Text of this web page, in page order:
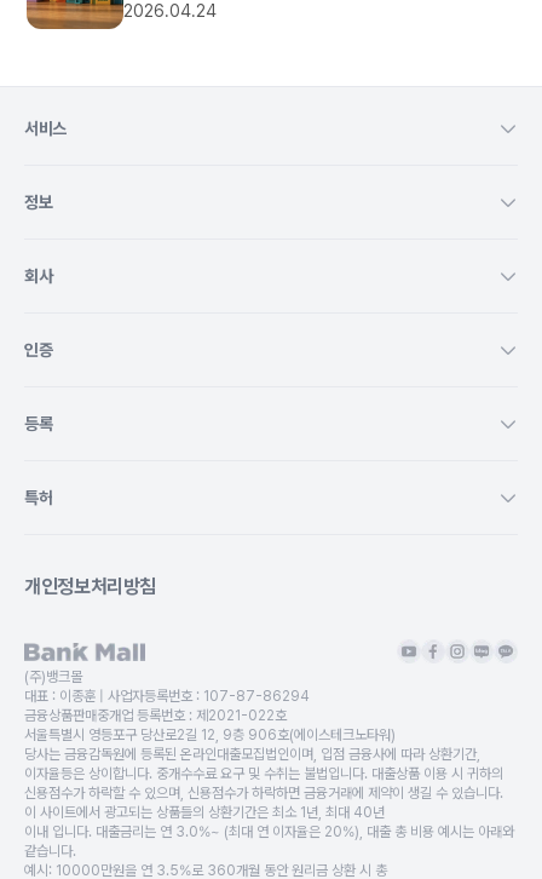
2026.04.24
서비스
정보
회사
인증
등록
특허
개인정보처리방침
(주)뱅크몰
대표 : 이종훈 | 사업자등록번호 : 107-87-86294
금융상품판매중개업 등록번호 : 제2021-022호
서울특별시 영등포구 당산로2길 12, 9층 906호(에이스테크노타워)
당사는 금융감독원에 등록된 온라인대출모집법인이며, 입점 금융사에 따라 상환기간,
이자율등은 상이합니다. 중개수수료 요구 및 수취는 불법입니다. 대출상품 이용 시 귀하의
신용점수가 하락할 수 있으며, 신용점수가 하락하면 금융거래에 제약이 생길 수 있습니다.
이 사이트에서 광고되는 상품들의 상환기간은 최소 1년, 최대 40년
이내 입니다. 대출금리는 연 3.0%~ (최대 연 이자율은 20%), 대출 총 비용 예시는 아래와
같습니다.
예시: 10000만원을 연 3.5%로 360개월 동안 원리금 상환 시 총